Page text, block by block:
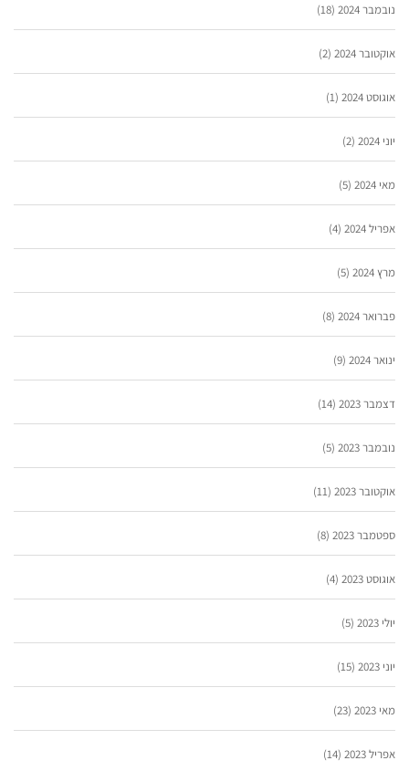
נובמבר 2024 (18)
אוקטובר 2024 (2)
אוגוסט 2024 (1)
יוני 2024 (2)
מאי 2024 (5)
אפריל 2024 (4)
מרץ 2024 (5)
פברואר 2024 (8)
ינואר 2024 (9)
דצמבר 2023 (14)
נובמבר 2023 (5)
אוקטובר 2023 (11)
ספטמבר 2023 (8)
אוגוסט 2023 (4)
יולי 2023 (5)
יוני 2023 (15)
מאי 2023 (23)
אפריל 2023 (14)